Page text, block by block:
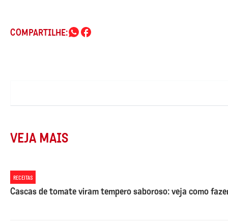
COMPARTILHE:
VEJA MAIS
RECEITAS
Cascas de tomate viram tempero saboroso: veja como